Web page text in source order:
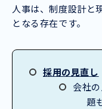
人事は、制度設計と
となる存在です。
採用の見直し
会社
題